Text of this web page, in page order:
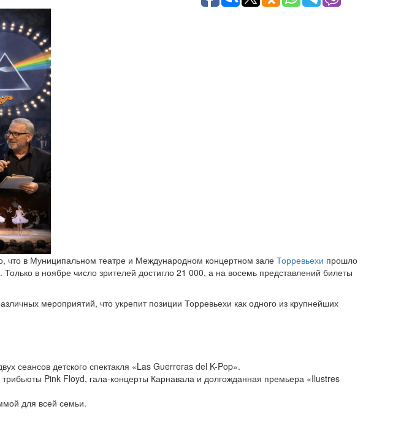
что в Муниципальном театре и Международном концертном залеТорревьехи прошло
в ноябре число зрителей достигло 21 000, а на восемь представлений билеты
мероприятий, что укрепит позиции Торревьехи как одного из крупнейших
сеансов детского спектакля «Las Guerreras del K-Pop».
Pink Floyd, гала-концерты Карнавала и долгожданная премьера «Ilustres
для всей семьи.